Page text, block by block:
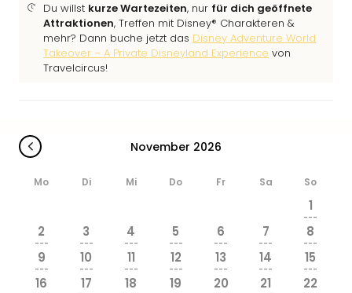
Du willst kurze Wartezeiten, nur für dich geöffnete
Attraktionen, Treffen mit Disney® Charakteren &
mehr? Dann buche jetzt das Disney Adventure World
Takeover – A Private Disneyland Experience von
Travelcircus!
November 2026
Mo Di Mi Do Fr Sa So
1
---
2
---
3
---
4
---
5
---
6
---
7
---
8
---
9
---
10
---
11
---
12
---
13
---
14
---
15
---
16 17 18 19 20 21 22